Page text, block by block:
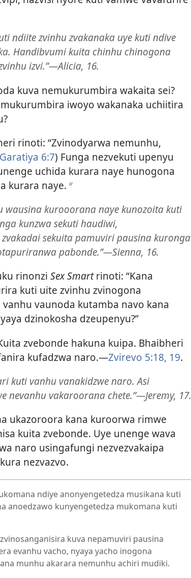
ndiite zvinhu zvakanaka uye kuti ndive
Handibvumi kuita chinhu chinogona
izvi.”—Alicia, 16.
kuva nemukurumbira wakaita sei?
iwoyo wakanaka uchiitira
rinoti: “Zvinodyarwa nemunhu,
6:7) Funga nezvekuti upenyu
uchida kurara naye hunogona
kurara naye. b
wausina kurooorana naye kunozoita kuti
kunzwa sekuti haudiwi,
sekuita pamuviri pausina kuronga
pabonde.”—Sienna, 16.
rinonzi Sex Smartrinoti: “Kana
kuti uite zvinhu zvinogona
vaunoda kutamba navo kana
dzinokosha dzeupenyu?”
zvebonde hakuna kuipa. Bhaibheri
kufadzwa naro.—Zvirevo 5:18, 19.
kuti vanhu vanakidzwe naro. Asi
nevanhu vakaroorana chete.”—Jeremy, 17.
ukazoroora kana kuroorwa rimwe
kuita zvebonde. Uye unenge wava
naro usingafungi nezvezvakaipa
nezvazvo.
ndiye anonyengetedza musikana kuti
anoedzawo kunyengetedza mukomana kuti
kuva nepamuviri pausina
evanhu vacho, nyaya yacho inogona
munhu akarara nemunhu achiri mudiki.